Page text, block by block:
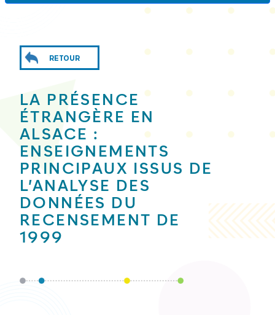
RETOUR
LA PRÉSENCE
ÉTRANGÈRE EN
ALSACE :
ENSEIGNEMENTS
PRINCIPAUX ISSUS DE
L’ANALYSE DES
DONNÉES DU
RECENSEMENT DE
1999